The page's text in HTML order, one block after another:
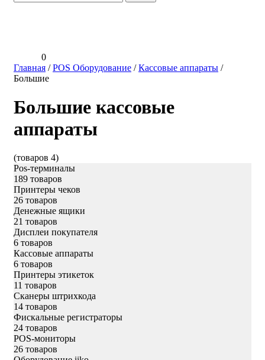
0
Главная /POS Оборудование /Кассовые аппараты /
Большие
Большие кассовые
аппараты
(товаров 4)
Pos-терминалы
189 товаров
Принтеры чеков
26 товаров
Денежные ящики
21 товаров
Дисплеи покупателя
6 товаров
Кассовые аппараты
6 товаров
Принтеры этикеток
11 товаров
Сканеры штрихкода
14 товаров
Фискальные регистраторы
24 товаров
POS-мониторы
26 товаров